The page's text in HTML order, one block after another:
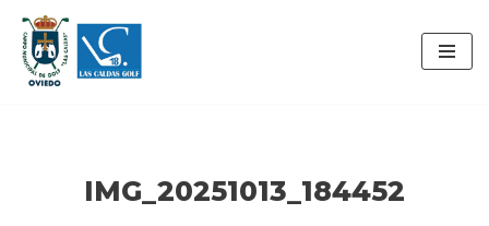
Saltar
al
IMG_20251013_184452